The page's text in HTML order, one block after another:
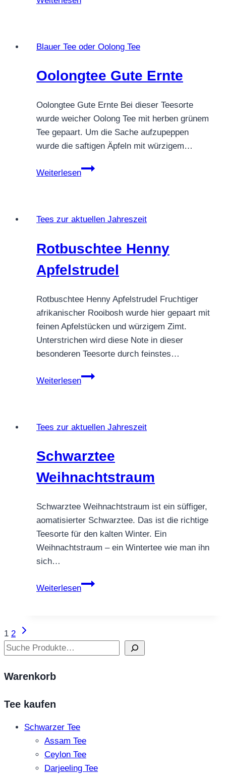
fruchtig
traditionell
Blauer Tee oder Oolong Tee
Oolongtee Gute Ernte
Oolongtee Gute Ernte Bei dieser Teesorte
wurde weicher Oolong Tee mit herben grünem
Tee gepaart. Um die Sache aufzupeppen
wurde die saftigen Äpfeln mit würzigem…
Weiterlesen
Oolongtee
Tees zur aktuellen Jahreszeit
Rotbuschtee Henny
Apfelstrudel
Rotbuschtee Henny Apfelstrudel Fruchtiger
afrikanischer Rooibosh wurde hier gepaart mit
feinen Apfelstücken und würzigem Zimt.
Unterstrichen wird diese Note in dieser
besonderen Teesorte durch feinstes…
Weiterlesen
Rotbuschtee
Tees zur aktuellen Jahreszeit
Schwarztee
Weihnachtstraum
Schwarztee Weihnachtstraum ist ein süffiger,
aomatisierter Schwarztee. Das ist die richtige
Teesorte für den kalten Winter. Ein
Weihnachtstraum – ein Wintertee wie man ihn
sich…
Weiterlesen
Schwarztee
Seitennavigation
1 2
Nächste
Seite
Suchen
Warenkorb
Tee kaufen
Schwarzer Tee
Assam Tee
Ceylon Tee
Darjeeling Tee